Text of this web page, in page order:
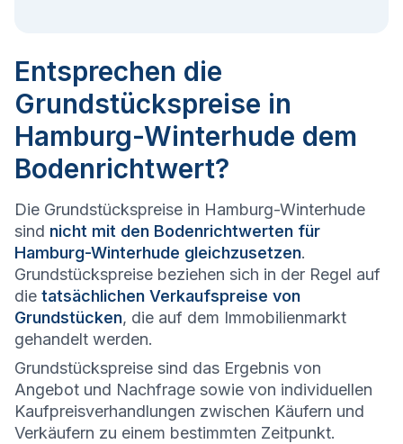
Entsprechen die
Grundstückspreise in
Hamburg-Winterhude dem
Bodenrichtwert?
Die Grundstückspreise in Hamburg-Winterhude
sind nicht mit den Bodenrichtwerten für
Hamburg-Winterhude gleichzusetzen.
Grundstückspreise beziehen sich in der Regel auf
die tatsächlichen Verkaufspreise von
Grundstücken, die auf dem Immobilienmarkt
gehandelt werden.
Grundstückspreise sind das Ergebnis von
Angebot und Nachfrage sowie von individuellen
Kaufpreisverhandlungen zwischen Käufern und
Verkäufern zu einem bestimmten Zeitpunkt.